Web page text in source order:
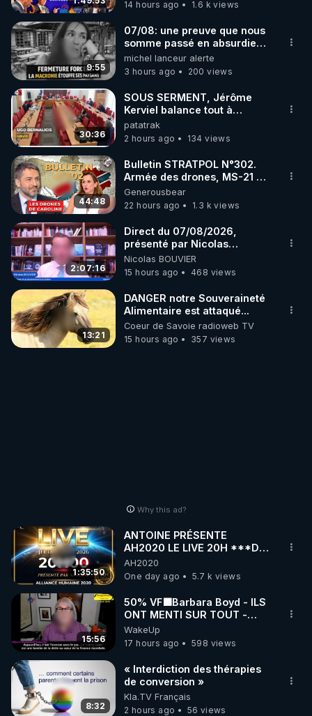
code : REGENERE10
▶ 30 jours gratuit sur l’application de méditation et
de bien-être ENVOL :
Rendez-vous sur https://www.envol.app/code
le code : REGENERE
14 hours ago
1.6 k views
9:55
07/08: une preuve que nous
somme passé en absurdie
une dictature qui veut faire
taire ses opposant !
michel lanceur alerte
3 hours ago
200 views
30:36
SOUS SERMENT, Jérôme
Kerviel balance tout à
l'Assemblée !
patatrak
2 hours ago
134 views
44:48
Bulletin STRATPOL N°302.
Armée des drones, MS-21 en
série, missiles coréens.
07.08.2026.
Generousbear
22 hours ago
1.3 k views
2:07:16
Direct du 07/08/2026,
présenté par Nicolas
BOUVIER
Nicolas BOUVIER
15 hours ago
468 views
13:21
DANGER notre Souveraineté
Alimentaire est attaqué...
Coeur de Savoie radioweb TV
15 hours ago
357 views
Why this ad?
1:35:50
ANTOINE PRÉSENTE
AH2020 LE LIVE 20H ***DU
06/08/2026***
AH2020
One day ago
5.7 k views
15:56
50% VF🟩Barbara Boyd - ILS
ONT MENTI SUR TOUT -
Jocelyne Traduction
WakeUp
17 hours ago
598 views
8:32
« Interdiction des thérapies
de conversion »
Kla.TV Français
2 hours ago
56 views